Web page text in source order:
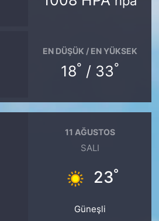
EN DÜŞÜK / EN YÜKSEK
18° / 33°
11 AĞUSTOS
SALI
23°
Güneşli